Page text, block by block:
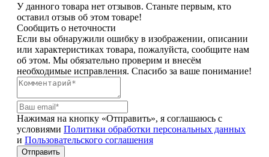
У данного товара нет отзывов. Станьте первым, кто
оставил отзыв об этом товаре!
Сообщить о неточности
Если вы обнаружили ошибку в изображении, описании
или характеристиках товара, пожалуйста, сообщите нам
об этом. Мы обязательно проверим и внесём
необходимые исправления. Спасибо за ваше понимание!
Нажимая на кнопку «Отправить», я соглашаюсь с
условиями Политики обработки персональных данных
и Пользовательского соглашения
Отправить